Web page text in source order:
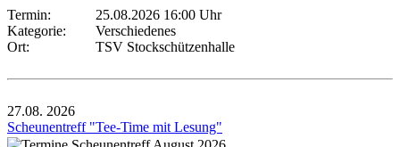
Termin:
25.08.2026 16:00 Uhr
Kategorie:
Verschiedenes
Ort:
TSV Stockschützenhalle
27.08. 2026
Scheunentreff "Tee-Time mit Lesung"